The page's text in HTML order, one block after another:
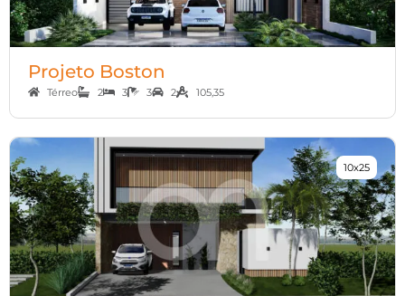
Projeto Boston
Térreo 2 3 3 2 105,35
10x25